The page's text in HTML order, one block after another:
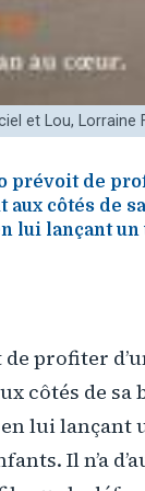
et Lou,
prévoit de
aux côtés de
lui lançant
profiter
côtés de sa
lui lançant
Il n’a